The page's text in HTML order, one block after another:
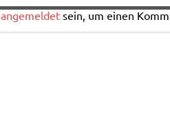
angemeldetsein, um einen